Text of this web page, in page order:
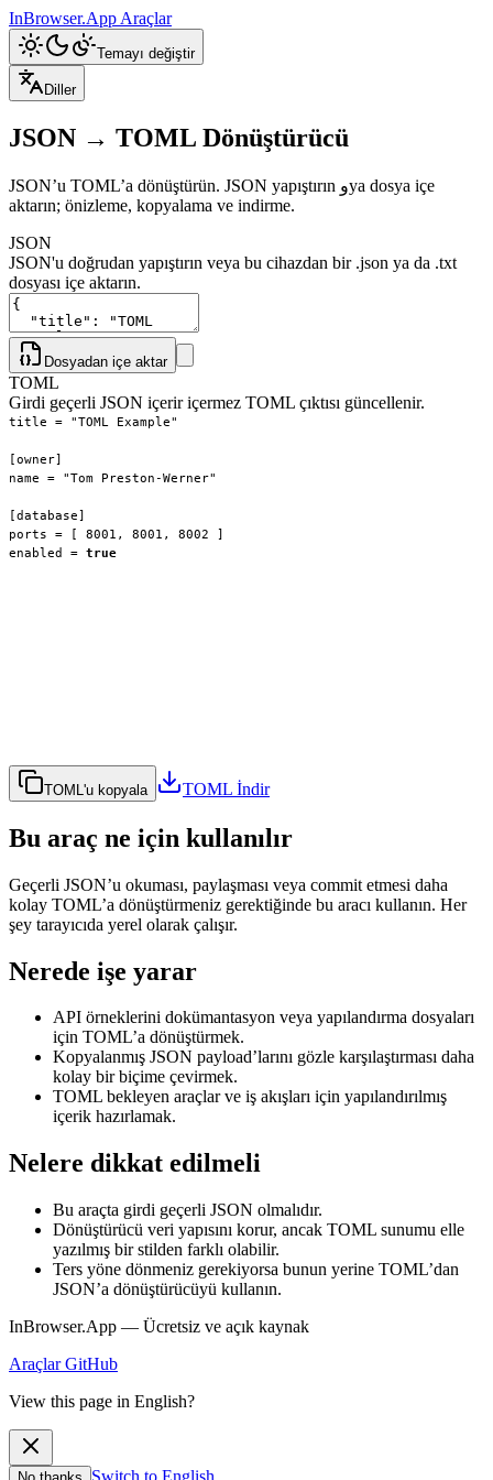
InBrowser.App Araçlar
Temayı değiştir
Diller
JSON → TOML Dönüştürücü
JSON’u TOML’a dönüştürün. JSON yapıştırın وya dosya içe
aktarın; önizleme, kopyalama ve indirme.
JSON
JSON'u doğrudan yapıştırın veya bu cihazdan bir .json ya da .txt
dosyası içe aktarın.
Dosyadan içe aktar
TOML
Girdi geçerli JSON içerir içermez TOML çıktısı güncellenir.
title = "TOML Example"
[owner]
name = "Tom Preston-Werner"
[database]
ports = [ 8001 , 8001 , 8002
enabled = true
TOML'u kopyala TOML İndir
Bu araç ne için kullanılır
Geçerli JSON’u okuması, paylaşması veya commit etmesi daha
kolay TOML’a dönüştürmeniz gerektiğinde bu aracı kullanın. Her
şey tarayıcıda yerel olarak çalışır.
Nerede işe yarar
API örneklerini dokümantasyon veya yapılandırma dosyaları
için TOML’a dönüştürmek.
Kopyalanmış JSON payload’larını gözle karşılaştırması daha
kolay bir biçime çevirmek.
TOML bekleyen araçlar ve iş akışları için yapılandırılmış
içerik hazırlamak.
Nelere dikkat edilmeli
Bu araçta girdi geçerli JSON olmalıdır.
Dönüştürücü veri yapısını korur, ancak TOML sunumu elle
yazılmış bir stilden farklı olabilir.
Ters yöne dönmeniz gerekiyorsa bunun yerine TOML’dan
JSON’a dönüştürücüyü kullanın.
InBrowser.App — Ücretsiz ve açık kaynak
AraçlarGitHub
View this page in English?